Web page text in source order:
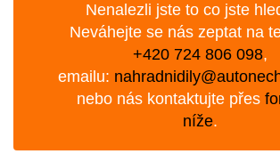
Nenalezli jste to co jste
Neváhejte se nás zeptat na
+420 724 806 098,
emailu:
nebo nás kontaktujte přes
níže.